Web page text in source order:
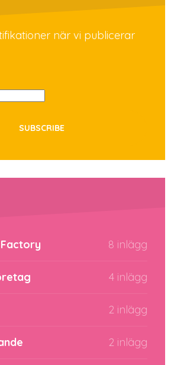
när vi publicerar
8 inlägg
4 inlägg
2 inlägg
2 inlägg